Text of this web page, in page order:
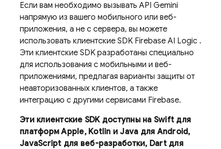
Если вам необходимо вызывать API Gemini
напрямую из вашего мобильного или веб-
приложения, а не с сервера, вы можете
использовать клиентские SDK Firebase AI Logic .
Эти клиентские SDK разработаны специально
для использования с мобильными и веб-
приложениями, предлагая варианты защиты от
неавторизованных клиентов, а также
интеграцию с другими сервисами Firebase.
Эти клиентские SDK доступны на Swift для
платформ Apple, Kotlin и Java для Android,
JavaScript для веб-разработки, Dart для